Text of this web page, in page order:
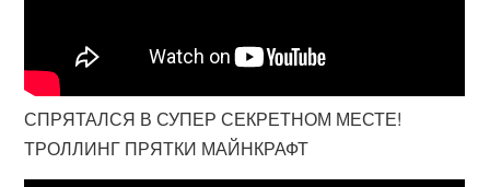
СПРЯТАЛСЯ В СУПЕР СЕКРЕТНОМ МЕСТЕ!
ТРОЛЛИНГ ПРЯТКИ МАЙНКРАФТ